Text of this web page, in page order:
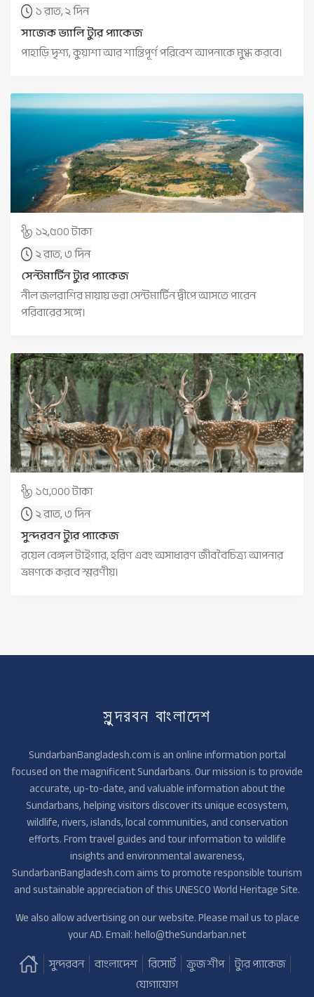
১ রাত, ২ দিন
সাজেক ভ্যালি ট্যুর প্যাকেজ
পাহাড়ি দৃশ্য, কুয়াশা আর শান্তিপূর্ণ পরিবেশ আপনাকে মুগ্ধ করবে।
১২,৫০০ টাকা
২ রাত, ৩ দিন
সেন্টমার্টিন ট্যুর প্যাকেজ
নীল জলরাশির মায়ায় ভরা সেন্টমার্টিন দ্বীপে আসতে পারেন
পরিবারের সঙ্গে।
১৫,০০০ টাকা
২ রাত, ৩ দিন
সুন্দরবন ট্যুর প্যাকেজ
রয়েল বেঙ্গল টাইগার, হরিণ এবং অসাধারণ জীববৈচিত্র্য আপনার
ভ্রমণকে করবে স্মরণীয়।
সুন্দরবন বাংলাদেশ
SundarbanBangladesh.com is an online information portal
focused on the magnificent Sundarbans. Our mission is to provide
accurate, up-to-date, and valuable information about the
Sundarbans, helping visitors discover its unique ecosystem,
wildlife, rivers, islands, local communities, and conservation
efforts. From travel guides and tour information to wildlife
insights and environmental awareness,
SundarbanBangladesh.com aims to promote responsible tourism
and sustainable appreciation of this UNESCO World Heritage Site.
We also allow advertising on our website. Please mail us to place
your AD. Email: hello@theSundarban.net
সুন্দরবন বাংলাদেশ রিসোর্ট ক্রুজ শীপ ট্যুর প্যাকেজ
যোগাযোগ